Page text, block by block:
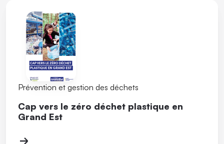
Prévention et gestion des déchets
Cap vers le zéro déchet plastique en
Grand Est